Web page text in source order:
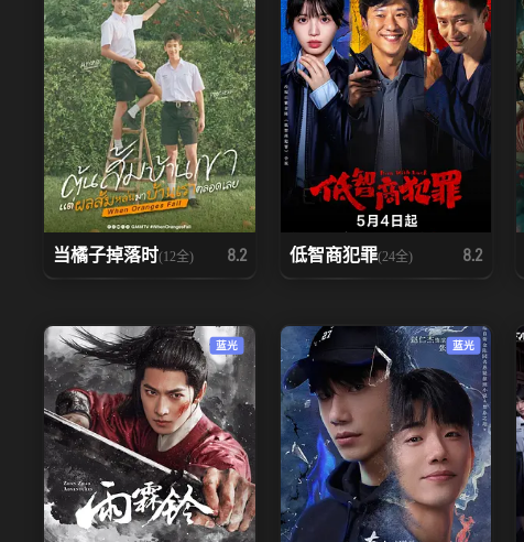
当橘子掉落时(12全) 8.2 低智商犯罪(24全) 8.2
蓝光 蓝光